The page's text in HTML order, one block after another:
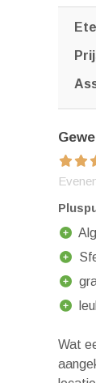
Wat